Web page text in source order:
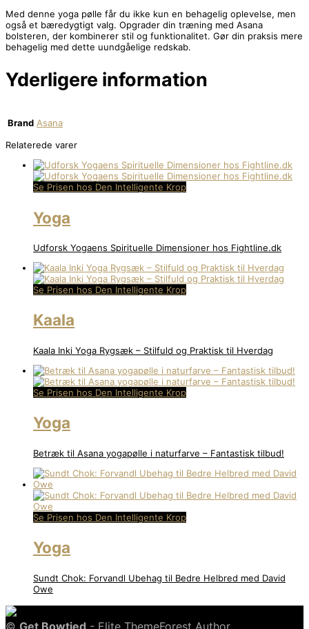
Med denne yoga pølle får du ikke kun en behagelig oplevelse, men
også et bæredygtigt valg. Opgrader din træning med Asana
bolsteren, der kombinerer stil og funktionalitet. Gør din praksis mere
behagelig med dette uundgåelige redskab.
Yderligere information
Brand Asana
Relaterede varer
Se Prisen hos Den Intelligente Krop
Yoga
Udforsk Yogaens Spirituelle Dimensioner hos Fightline.dk
Se Prisen hos Den Intelligente Krop
Kaala
Kaala Inki Yoga Rygsæk – Stilfuld og Praktisk til Hverdag
Se Prisen hos Den Intelligente Krop
Yoga
Betræk til Asana yogapølle i naturfarve – Fantastisk tilbud!
Se Prisen hos Den Intelligente Krop
Yoga
Sundt Chok: Forvandl Ubehag til Bedre Helbred med David
Owe
© Get Bowtied - Elite ThemeForest Author